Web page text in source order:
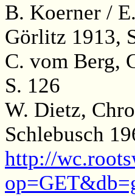
B. Koerner /
Görlitz 1913,
C. vom Berg,
S. 126
W. Dietz,
Schlebusch
http://